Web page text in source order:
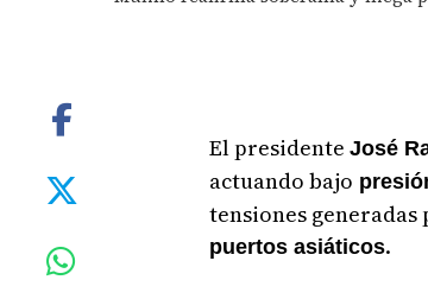
El presidente José
actuando bajo
tensiones generadas
puertos asiáticos.